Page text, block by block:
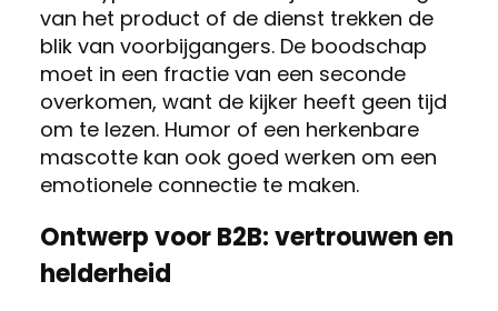
van het product of de dienst trekken de
blik van voorbijgangers. De boodschap
moet in een fractie van een seconde
overkomen, want de kijker heeft geen tijd
om te lezen. Humor of een herkenbare
mascotte kan ook goed werken om een
emotionele connectie te maken.
Ontwerp voor B2B: vertrouwen en
helderheid